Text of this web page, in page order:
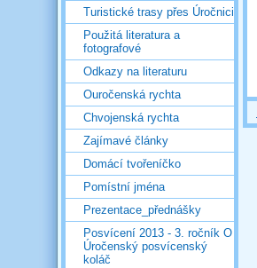
Turistické trasy přes Úročnici
Použitá literatura a
fotografové
Odkazy na literaturu
Ouročenská rychta
Chvojenská rychta
Zajímavé články
Domácí tvořeníčko
Pomístní jména
Prezentace_přednášky
Posvícení 2013 - 3. ročník O
Úročenský posvícenský
koláč